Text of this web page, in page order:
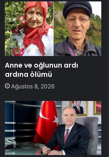
Anne ve oğlunun ardı
ardına ölümü
Ağustos 8, 2026